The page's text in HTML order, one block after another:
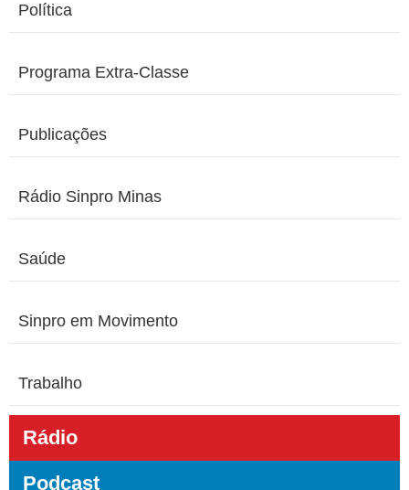
Política
Programa Extra-Classe
Publicações
Rádio Sinpro Minas
Saúde
Sinpro em Movimento
Trabalho
Rádio
Podcast